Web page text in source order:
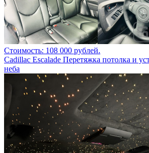
Стоимость: 108 000 рублей.
Cadillac Escalade Перетяжка потолка и
неба